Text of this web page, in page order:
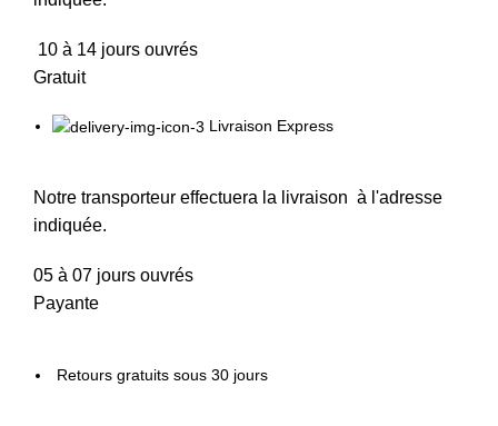
10 à 14 jours ouvrés
Gratuit
Livraison Express
Notre transporteur effectuera la livraison à l'adresse
indiquée.
05 à 07 jours ouvrés
Payante
Retours gratuits sous 30 jours